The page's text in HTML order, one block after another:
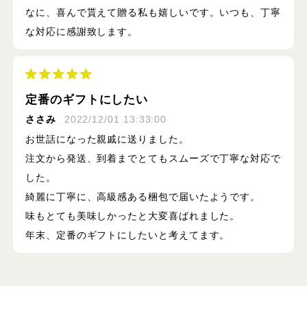
なに、喜んで貰えて贈る私も嬉しいです。いつも、丁寧
な対応に感謝致します。
定番のギフトにしたい
ささみ
2022/12/01 13:33:00
お世話になった親戚に送りました。
注文から発送、到着までとてもスムーズで丁寧な対応で
した。
綺麗に丁寧に、高級感ある梱包で届いたようです。
味もとても美味しかったと大変喜ばれました。
年末、定番のギフトにしたいと考えてます。